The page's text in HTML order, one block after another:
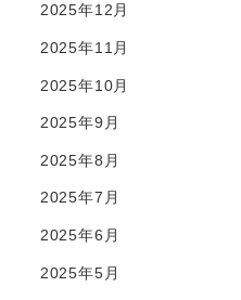
2025年12月
2025年11月
2025年10月
2025年9月
2025年8月
2025年7月
2025年6月
2025年5月